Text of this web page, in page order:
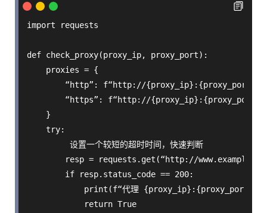
import requests
def check_proxy(proxy_ip, proxy_port):
    proxies = {
        “http”: f“http://{proxy_ip}:{proxy_port}”,
        “https”: f“http://{proxy_ip}:{proxy_port}”
    }
    try:
         设置一个较短的超时时间，快速判断
resp = requests.get(“http://
        if resp.status_code == 200:
print(f“代理 {proxy_ip}:{proxy_port}
            return True